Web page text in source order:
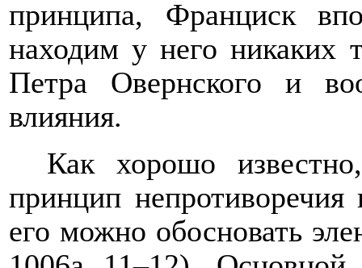
принципа, Франциск
находим у него никаких
Петра Овернского и
влияния.
Как хорошо
принцип
его можно обосновать